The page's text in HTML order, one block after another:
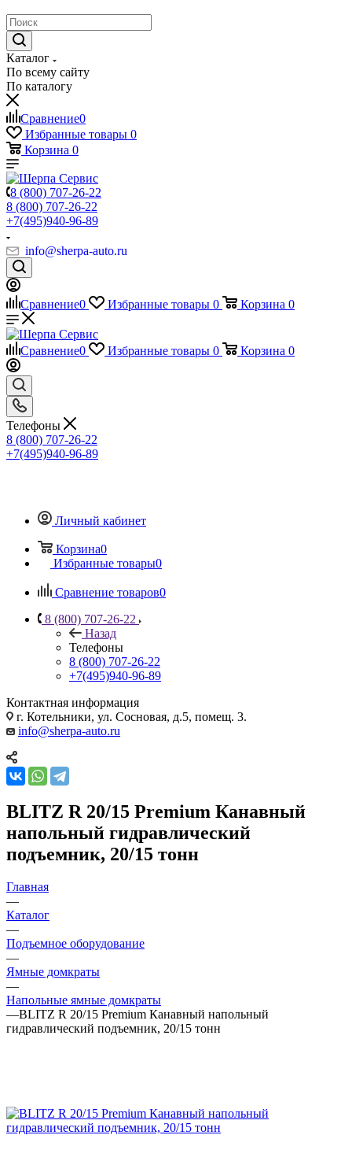
Каталог
По всему сайту
По каталогу
Сравнение0
Избранные товары 0
Корзина 0
8 (800) 707-26-22
8 (800) 707-26-22
+7(495)940-96-89
info@sherpa-auto.ru
Сравнение0 Избранные товары 0 Корзина 0
Сравнение0 Избранные товары 0 Корзина 0
Телефоны
8 (800) 707-26-22
+7(495)940-96-89
Личный кабинет
Корзина0
Избранные товары0
Сравнение товаров0
8 (800) 707-26-22
Назад
Телефоны
8 (800) 707-26-22
+7(495)940-96-89
Контактная информация
г. Котельники, ул. Сосновая, д.5, помещ. 3.
info@sherpa-auto.ru
BLITZ R 20/15 Premium Канавный
напольный гидравлический
подъемник, 20/15 тонн
Главная
—
Каталог
—
Подъемное оборудование
—
Ямные домкраты
—
Напольные ямные домкраты
—BLITZ R 20/15 Premium Канавный напольный
гидравлический подъемник, 20/15 тонн